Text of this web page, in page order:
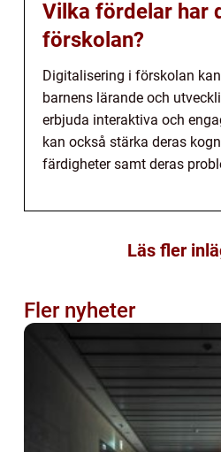
Vilka fördelar har
förskolan?
Digitalisering i förskolan
barnens lärande och
erbjuda interaktiva och
kan också stärka deras
färdigheter samt deras
Läs fler
Fler nyheter